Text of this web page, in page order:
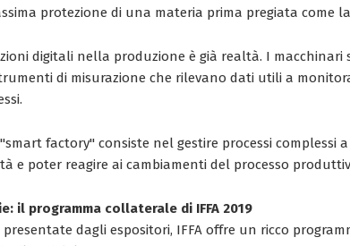
protezione di una materia prima pregiata come
digitali nella produzione è già realtà. I macchinari
di misurazione che rilevano dati utili a
factory" consiste nel gestire processi complessi
e poter reagire ai cambiamenti del processo
il programma collaterale di IFFA 2019
dagli espositori, IFFA offre un ricco